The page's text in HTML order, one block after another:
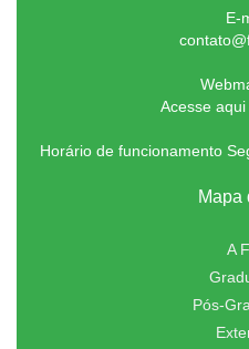
E-
Acesse
Horário de funcionamento
Mapa
A
Pós-